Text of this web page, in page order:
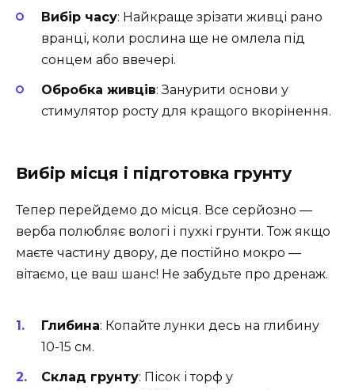
Вибір часу: Найкраще зрізати живці рано
вранці, коли рослина ще не омлела під
сонцем або ввечері.
Обробка живців: Занурити основи у
стимулятор росту для кращого вкорінення.
Вибір місця і підготовка грунту
Тепер перейдемо до місця. Все серйозно —
верба полюбляє вологі і пухкі грунти. Тож якщо
маєте частину двору, де постійно мокро —
вітаємо, це ваш шанс! Не забудьте про дренаж.
Глибина: Копайте лунки десь на глибину
10-15 см.
Склад грунту: Пісок і торф у